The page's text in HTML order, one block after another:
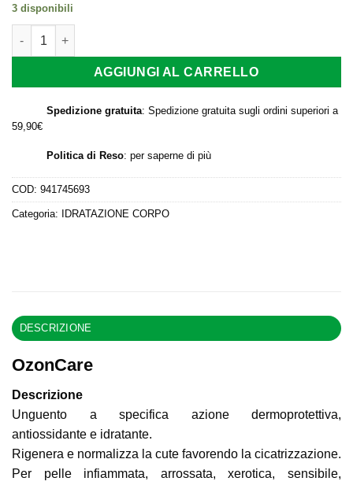
3 disponibili
OZONCARE 50 ML quantità
AGGIUNGI AL CARRELLO
Spedizione gratuita: Spedizione gratuita sugli ordini superiori a
59,90€
Politica di Reso: per saperne di più
COD: 941745693
Categoria: IDRATAZIONE CORPO
DESCRIZIONE
OzonCare
Descrizione
Unguento a specifica azione dermoprotettiva,
antiossidante e idratante.
Rigenera e normalizza la cute favorendo la cicatrizzazione.
Per pelle infiammata, arrossata, xerotica, sensibile,